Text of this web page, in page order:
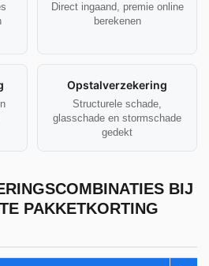
Direct ingaand, premie online
berekenen
Opstalverzekering
Structurele schade,
glasschade en stormschade
gedekt
BIJ
PAKKETKORTING